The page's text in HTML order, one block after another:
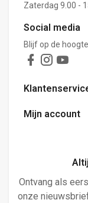
Zaterdag 9.00 -
Social media
Blijf op de
Mijn account
Ontvang als
onze